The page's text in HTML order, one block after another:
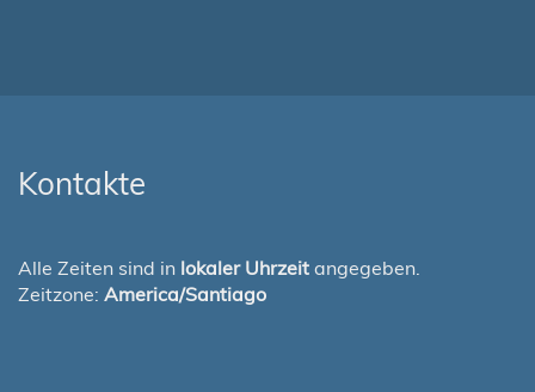
Kontakte
Alle Zeiten sind in lokaler Uhrzeit angegeben.
Zeitzone: America/Santiago